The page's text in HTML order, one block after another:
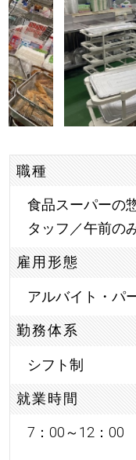
職種
食品スーパーの
タッフ／午前の
雇用形態
アルバイト・パ
勤務体系
シフト制
就業時間
7：00～12：00